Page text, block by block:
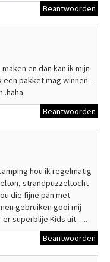
Beantwoorden
en dan kan ik mijn
een pakket mag winnen…
Beantwoorden
hou ik regelmatig
strandpuzzeltocht
die fijne pan met
gebruiken gooi mij
er superblije Kids uit…..
Beantwoorden